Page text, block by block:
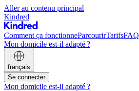
Aller au contenu principal
Kindred
Comment ça fonctionneParcourirTarifsFAQ
Mon domicile est-il adapté ?
français
Se connecter
Mon domicile est-il adapté ?